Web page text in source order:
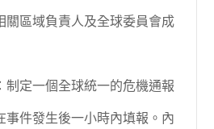
關區域負責人及全球委員會成
：制定一個全球統一的危機通報
事件發生後一小時內填報。內